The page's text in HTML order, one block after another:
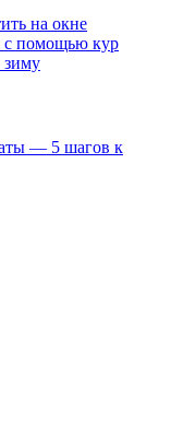
на окне
помощью кур
зиму
— 5 шагов к